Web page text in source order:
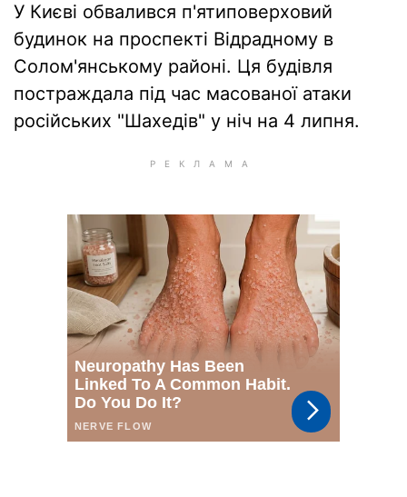
У Києві обвалився п'ятиповерховий
будинок на проспекті Відрадному в
Солом'янському районі. Ця будівля
постраждала під час масованої атаки
російських "Шахедів" у ніч на 4 липня.